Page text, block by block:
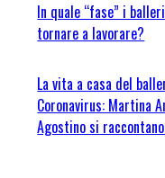
In quale “fase” i
tornare a lavorare?
La vita a casa del
Coronavirus: Martina
Agostino si